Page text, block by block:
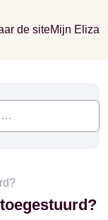
de siteMijn Eliza